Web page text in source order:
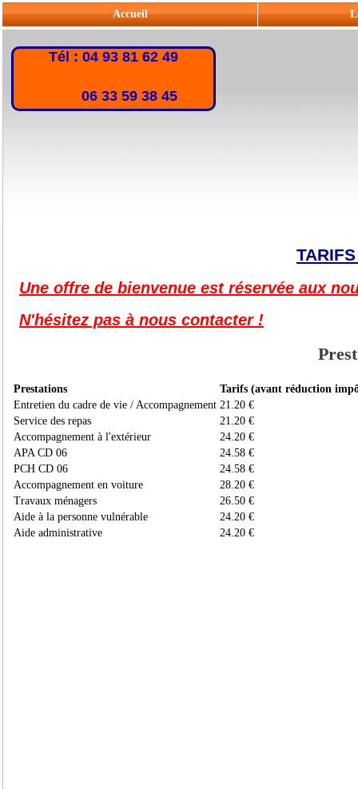
Accueil
Tél : 04 93 81 62 49
06 33 59 38 45
Une offre de bienvenue est réservée aux
N'hésitez pas à nous contacter !
Prestations
Tarifs (avant réduction
Entretien du cadre de vie / Accompagnement 21.20 €
Service des repas
21.20 €
Accompagnement à l'extérieur
24.20 €
APA CD 06
24.58 €
PCH CD 06
24.58 €
Accompagnement en voiture
28.20 €
Travaux ménagers
26.50 €
Aide à la personne vulnérable
24.20 €
Aide administrative
24.20 €